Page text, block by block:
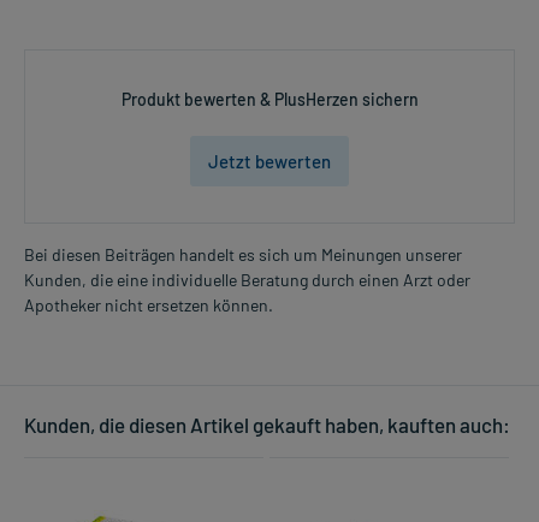
Produkt bewerten & PlusHerzen sichern
Jetzt bewerten
Bei diesen Beiträgen handelt es sich um Meinungen unserer
Kunden, die eine individuelle Beratung durch einen Arzt oder
Apotheker nicht ersetzen können.
Kunden, die diesen Artikel gekauft haben, kauften auch: